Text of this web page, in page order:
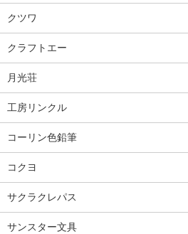
クツワ
クラフトエー
月光荘
工房リンクル
コーリン色鉛筆
コクヨ
サクラクレパス
サンスター文具